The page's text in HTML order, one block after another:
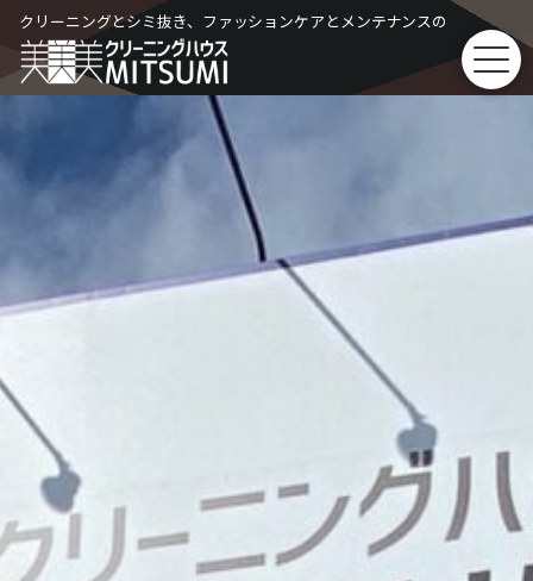
Skip
to
content
クリーニングとシミ抜き、ファッションケアとメンテナンスの